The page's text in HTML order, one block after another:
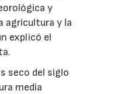
y
agricultura y la
explicó el
seco del siglo
media